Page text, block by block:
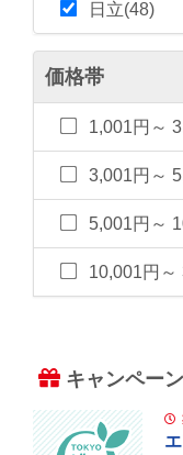
日立(48)
価格帯
1,001円～
3,001円～
5,001円～
10,001円～
キャンペーン